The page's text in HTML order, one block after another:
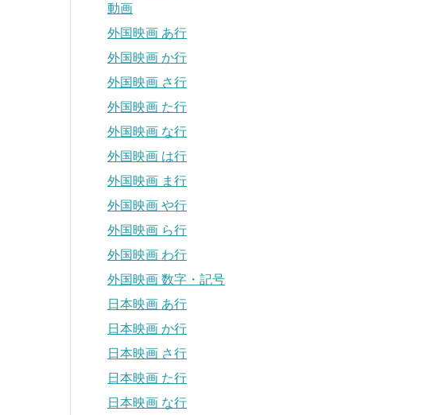
動画
外国映画 あ行
外国映画 か行
外国映画 さ行
外国映画 た行
外国映画 な行
外国映画 は行
外国映画 ま行
外国映画 や行
外国映画 ら行
外国映画 わ行
外国映画 数字・記号
日本映画 あ行
日本映画 か行
日本映画 さ行
日本映画 た行
日本映画 な行